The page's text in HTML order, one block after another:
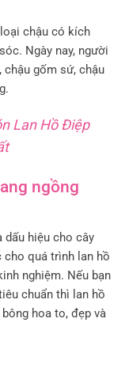
chậu có kích
Ngày nay, người
gốm sứ, chậu
Lan Hồ Điệp
ngồng
dấu hiệu cho cây
cho quá trình lan hồ
nghiệm. Nếu bạn
chuẩn thì lan hồ
hoa to, đẹp và